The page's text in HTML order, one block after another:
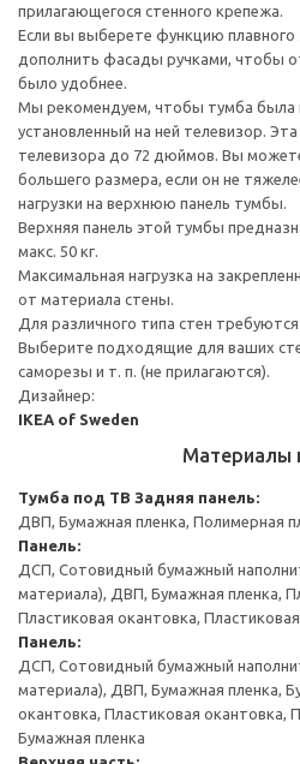
прилагающегося стенного крепежа.
Если вы выберете функцию
дополнить фасады ручками, чтобы
было удобнее.
Мы рекомендуем, чтобы тумба была
установленный на ней телевизор.
телевизора до 72 дюймов. Вы
большего размера, если он не
нагрузки на верхнюю панель тумбы.
Верхняя панель этой тумбы
макс. 50 кг.
Максимальная нагрузка на
от материала стены.
Для различного типа стен
Выберите подходящие для ваших
саморезы и т. п. (не прилагаются).
Дизайнер:
IKEA of Sweden
Материалы
Тумба под ТВ Задняя панель:
ДВП, Бумажная пленка, Полимерная
Панель:
ДСП, Сотовидный бумажный
материала), ДВП, Бумажная пленка,
Пластиковая окантовка,
Панель:
ДСП, Сотовидный бумажный
материала), ДВП, Бумажная пленка,
окантовка, Пластиковая окантовка,
Бумажная пленка